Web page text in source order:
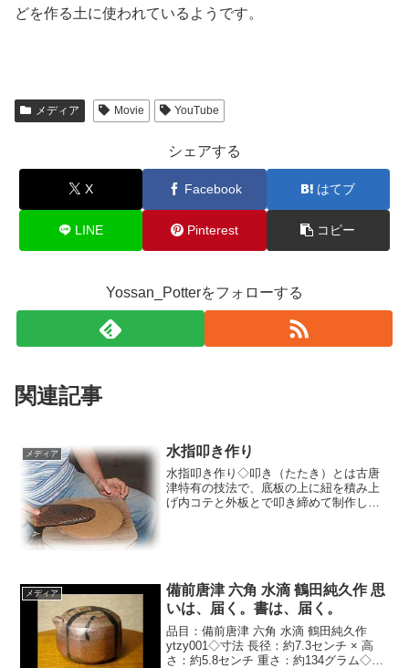
どを作る土に使われているようです。
メディア Movie YouTube
シェアする
X Facebook はてブ
LINE Pinterest コピー
Yossan_Potterをフォローする
関連記事
メディア 水指叩き作り
水指叩き作り◇叩き（たたき）とは古唐
津特有の技法で、底板の上に紐を積み上
げ内コテと外板とで叩き締めて制作した
メディア
備前唐津 六角 水滴 鶴田純久作 思
いは、届く。書は、届く。
品目：備前唐津 六角 水滴 鶴田純久作
ytzy001◇寸法 長径：約7.3センチ × 高
さ：約5.8センチ 重さ：約134グラム◇こ